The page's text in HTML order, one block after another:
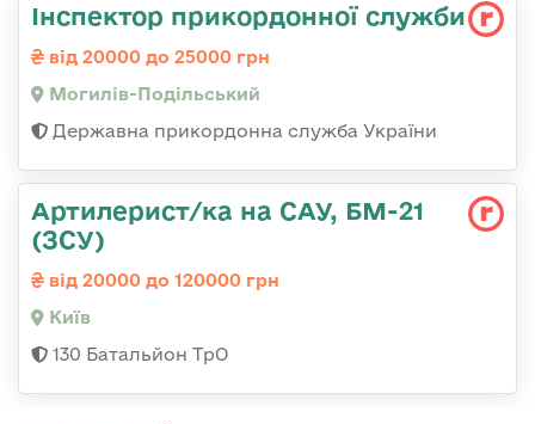
Інспектор прикордонної служби
від 20000 до 25000 грн
Могилів-Подільський
Державна прикордонна служба України
Артилерист/ка на САУ, БМ-21
(ЗСУ)
від 20000 до 120000 грн
Київ
130 Батальйон ТрО